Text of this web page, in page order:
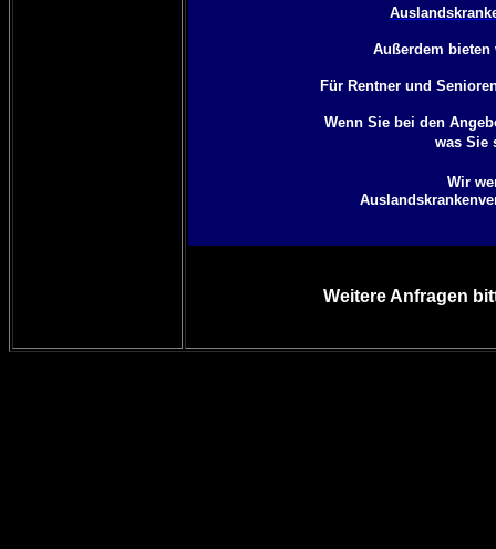
Außerdem
Für Rentner und
Wenn Sie bei den
was Sie
Wir
Weitere Anfragen